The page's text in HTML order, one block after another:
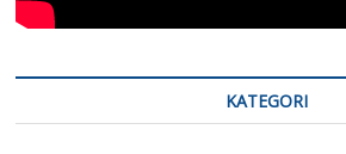
KATEGORI